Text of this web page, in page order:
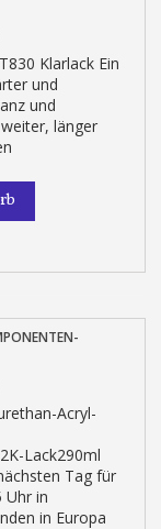
Klarlack Ein
und
und
länger
Acryl-
Lack290ml
Tag für
Uhr in
in Europa